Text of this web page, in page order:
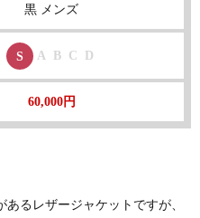
黒 メンズ
S A B C D
60,000円
るレザージャケットですが、